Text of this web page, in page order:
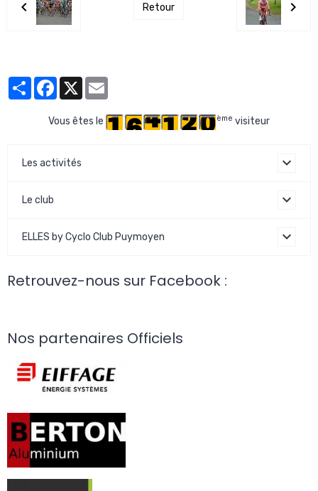
Retour
PartagerFacebook
X
Vous êtes le ème visiteur
Les activités
Le club
ELLES by Cyclo Club Puymoyen
Retrouvez-nous sur Facebook :
Nos partenaires Officiels